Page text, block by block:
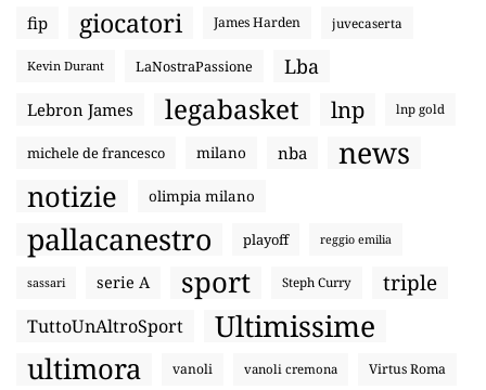
fip giocatori James Harden juvecaserta
Kevin Durant LaNostraPassione Lba
Lebron James legabasket lnp lnp gold
michele de francesco milano nba news
notizie olimpia milano
pallacanestro playoff reggio emilia
sassari serie A sport Steph Curry triple
TuttoUnAltroSport Ultimissime
ultimora vanoli vanoli cremona Virtus Roma